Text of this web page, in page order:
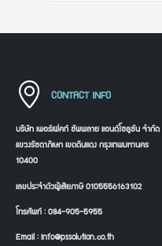
CONTACT INFO
บริษัท เพอร์เฟคท์ ซัพพลาย แอนด์โซลูชัน จำ
แขวงรัชดาภิเษก เขตดินแดง กรุงเทพมหานคร
10400
เลขประจำตัวผู้เสียภาษี 0105556163102
โทรศัพท์ : 084-905-5955
Email : info@pssolution.co.th